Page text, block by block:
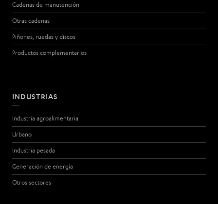
Cadenas de manutención
Otras cadenas
Piñones, ruedas y discos
Productos complementarios
INDUSTRIAS
Industria agroalimentaria
Urbano
Industria pesada
Generación de energía
Otros sectores